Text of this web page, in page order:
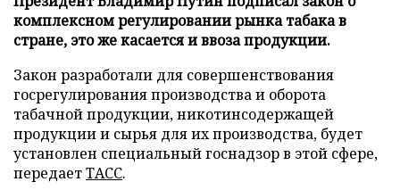
комплексном регулировании рынка табака в
стране, это же касается и ввоза продукции.
Закон разработали для совершенствования
госрегулирования производства и оборота
табачной продукции, никотинсодержащей
продукции и сырья для их производства, будет
установлен специальный госнадзор в этой сфере,
передаетТАСС.